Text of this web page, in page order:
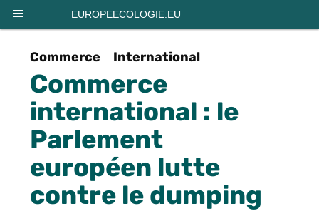
EUROPEECOLOGIE.EU
Commerce International
Commerce
international : le
Parlement
européen lutte
contre le dumping